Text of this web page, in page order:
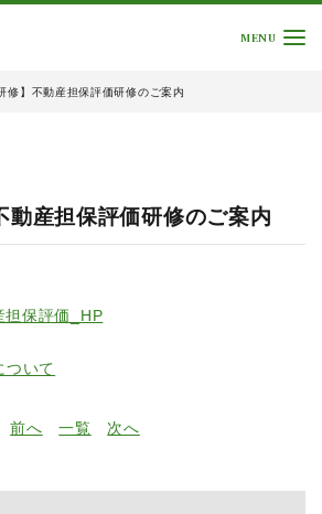
MENU
修】不動産担保評価研修のご案内
動産担保評価研修のご案内
担保評価_HP
ついて
前へ 一覧 次へ